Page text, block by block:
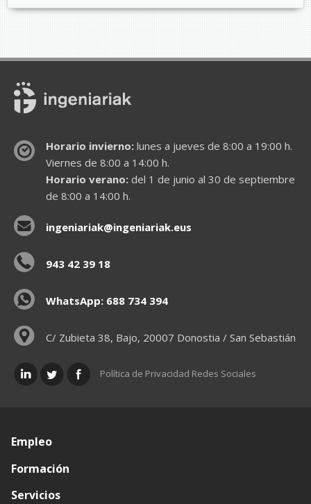
Horario invierno:lunes a jueves de 8:00 a 19:00 h.
Viernes de 8:00 a 14:00 h.
Horario verano:del 1 de junio al 30 de septiembre
de 8:00 a 14:00 h.
ingeniariak@ingeniariak.eus
943 42 39 18
WhatsApp: 688 734 394
C/ Zubieta 38, Bajo, 20007 Donostia / San Sebastián
Política de Privacidad Redes Sociales
Empleo
Formación
Servicios